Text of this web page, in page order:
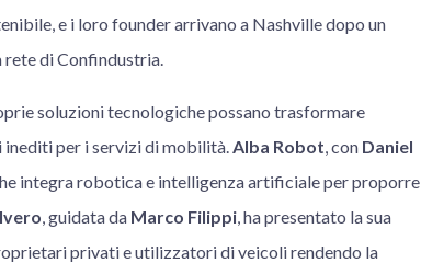
e i loro founder arrivano a Nashville dopo un
rete di Confindustria.
soluzioni tecnologiche possano trasformare
inediti per i servizi di mobilità.Alba Robot, con Daniel
integra robotica e intelligenza artificiale per proporre
, guidata da Marco Filippi, ha presentato la sua
privati e utilizzatori di veicoli rendendo la